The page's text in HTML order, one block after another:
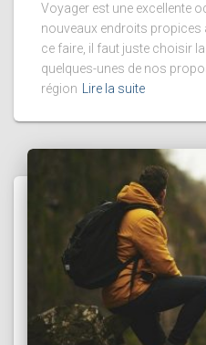
Voyager est une excellente
nouveaux endroits propices
ce faire, il faut juste choisir
quelques-unes de nos
région Lire la suite